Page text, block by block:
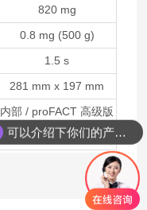
820 mg
0.8 mg (500 g)
1.5 s
281 mm x 197 mm
内部 / proFACT 高级版
2 mg 可以介绍下你们的产品么